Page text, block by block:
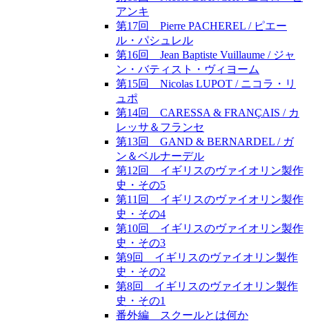
アンキ
第17回 Pierre PACHEREL / ピエー
ル・パシュレル
第16回 Jean Baptiste Vuillaume / ジャ
ン・バティスト・ヴィヨーム
第15回 Nicolas LUPOT / ニコラ・リ
ュポ
第14回 CARESSA & FRANÇAIS / カ
レッサ＆フランセ
第13回 GAND & BERNARDEL / ガ
ン＆ベルナーデル
第12回 イギリスのヴァイオリン製作
史・その5
第11回 イギリスのヴァイオリン製作
史・その4
第10回 イギリスのヴァイオリン製作
史・その3
第9回 イギリスのヴァイオリン製作
史・その2
第8回 イギリスのヴァイオリン製作
史・その1
番外編 スクールとは何か